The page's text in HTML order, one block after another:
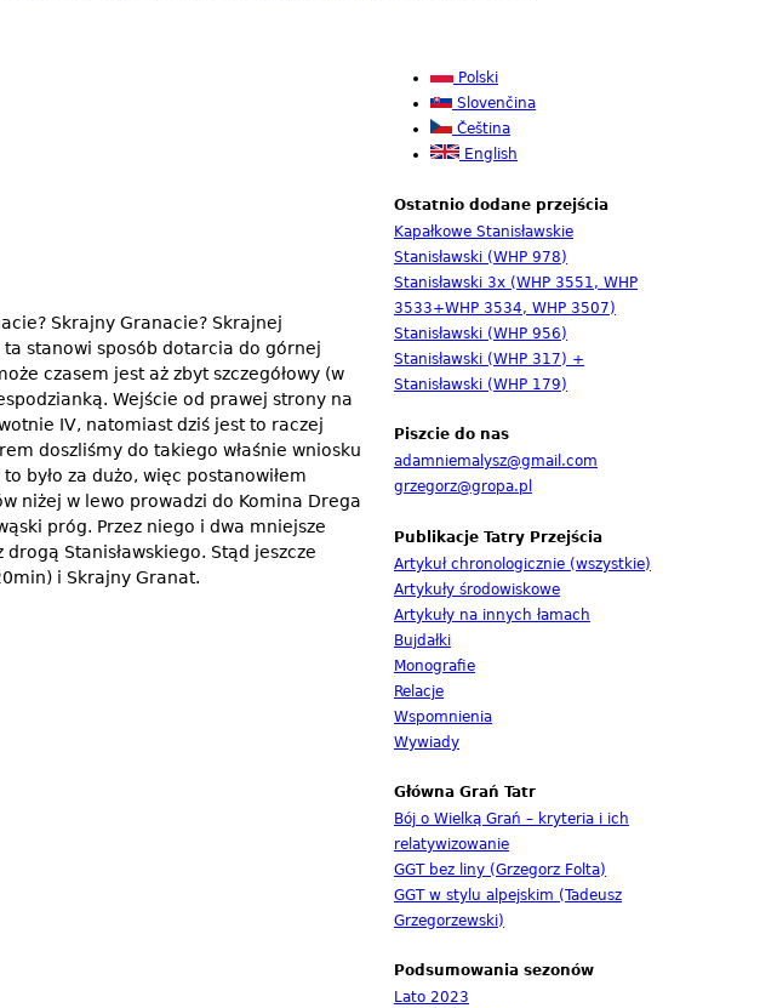
Skrajny Granacie? Skrajnej
ta stanowi sposób dotarcia do górnej
czasem jest aż zbyt szczegółowy (w
Wejście od prawej strony na
IV, natomiast dziś jest to raczej
doszliśmy do takiego właśnie wniosku
było za dużo, więc postanowiłem
niżej w lewo prowadzi do Komina Drega
próg. Przez niego i dwa mniejsze
Stanisławskiego. Stąd jeszcze
i Skrajny Granat.
Polski
Slovenčina
Čeština
English
Ostatnio dodane przejścia
Kapałkowe Stanisławskie
Stanisławski (WHP 978)
Stanisławski 3x (WHP 3551, WHP
3533+WHP 3534, WHP 3507)
Stanisławski (WHP 956)
Stanisławski (WHP 317) +
Stanisławski (WHP 179)
Piszcie do nas
adamniemalysz@gmail.com
grzegorz@gropa.pl
Publikacje Tatry Przejścia
Artykuł chronologicznie (wszystkie)
Artykuły środowiskowe
Artykuły na innych łamach
Bujdałki
Monografie
Relacje
Wspomnienia
Wywiady
Główna Grań Tatr
Bój o Wielką Grań – kryteria i ich
relatywizowanie
GGT bez liny (Grzegorz Folta)
GGT w stylu alpejskim (Tadeusz
Grzegorzewski)
Podsumowania sezonów
Lato 2023